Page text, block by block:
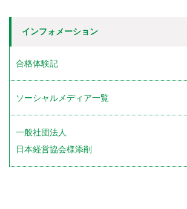
インフォメーション
合格体験記
ソーシャルメディア一覧
一般社団法人
日本経営協会様添削